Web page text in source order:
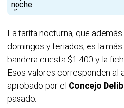
La tarifa nocturna, que
domingos y feriados, es la
bandera cuesta $1.400 y la
Esos valores corresponden al
aprobado por el Concejo
pasado.